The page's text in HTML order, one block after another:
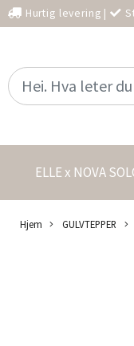
Hurtig levering |
ELLE x NOVA
Hjem GULVTEPPER